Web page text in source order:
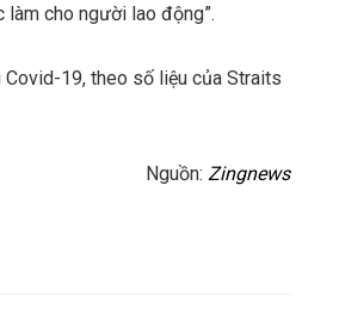
cho người lao động”.
19, theo số liệu của Straits
Nguồn: Zingnews